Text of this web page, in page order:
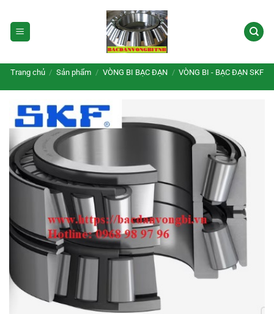
qua
nội
Trang chủ / Sản phẩm / VÒNG BI BẠC ĐẠN / VÒNG BI - BẠC ĐẠN SKF